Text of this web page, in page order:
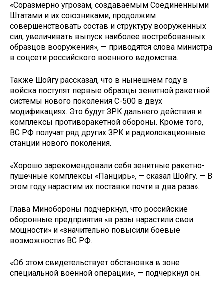
«Соразмерно угрозам, создаваемым Соединенными
Штатами и их союзниками, продолжим
совершенствовать состав и структуру вооруженных
сил, увеличивать выпуск наиболее востребованных
образцов вооружения», — приводятся слова министра
в соцсети российского военного ведомства.
Также Шойгу рассказал, что в нынешнем году в
войска поступят первые образцы зенитной ракетной
системы нового поколения С-500 в двух
модификациях. Это будут ЗРК дальнего действия и
комплексы противоракетной обороны. Кроме того,
ВС РФ получат ряд других ЗРК и радиолокационные
станции нового поколения.
«Хорошо зарекомендовали себя зенитные ракетно-
пушечные комплексы «Панцирь», — сказал Шойгу. — В
этом году нарастим их поставки почти в два раза».
Глава Минобороны подчеркнул, что российские
оборонные предприятия «в разы нарастили свои
мощности» и «значительно повысили боевые
возможности» ВС РФ.
«Об этом свидетельствует обстановка в зоне
специальной военной операции», — подчеркнул он.